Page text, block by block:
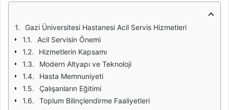
Gazi Üniversitesi Hastanesi Acil Servis Hizmetleri
Acil Servisin Önemi
Hizmetlerin Kapsamı
Modern Altyapı ve Teknoloji
Hasta Memnuniyeti
Çalışanların Eğitimi
Toplum Bilinçlendirme Faaliyetleri